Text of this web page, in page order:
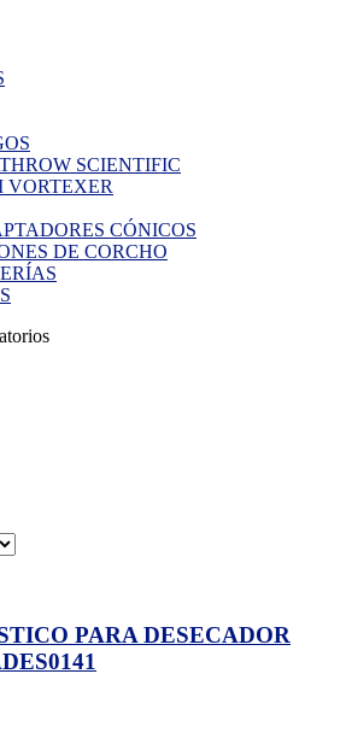
SCIENTIFIC
VORTEXER
CÓNICOS
DE CORCHO
PARA DESECADOR